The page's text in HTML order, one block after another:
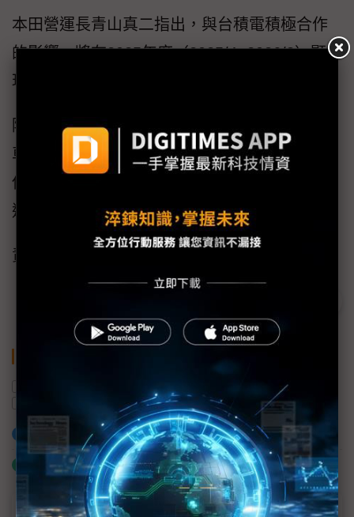
本田營運長青山真二指出，與台積電積極合作
的影響，將在2025年度（2025/4~2026/3）顯
現。
除了晶片荒問題之外，據日經報導，由於電動
車（EV）普及與自動駕駛技術的發展，為了確
保晶片供應，車廠之間的競爭預料將會升高。
這也促使本田與台積電直接合作。
責任編輯：張興民
半導體產業
車用晶片
台積電
加入已選取到「關鍵字追蹤」
什麼是「關鍵字追蹤」
議題精選－台積電打破車鏈遊戲規則